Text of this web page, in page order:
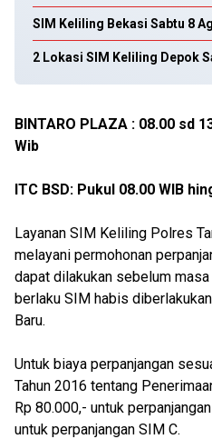
SIM Keliling Bekasi Sabtu 8
2 Lokasi SIM Keliling Depok
BINTARO PLAZA : 08.00 sd
Wib
ITC BSD: Pukul 08.00 WIB
Layanan SIM Keliling Polres
melayani permohonan
dapat dilakukan sebelum
berlaku SIM habis
Baru.
Untuk biaya perpanjangan
Tahun 2016 tentang
Rp 80.000,- untuk
untuk perpanjangan SIM C.